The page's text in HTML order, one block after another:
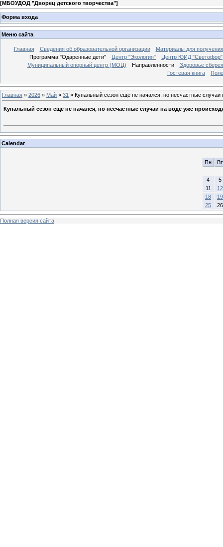
[МБОУДОД "Дворец детского творчества"]
Форма входа
Меню сайта
Главная Сведения об образовательной организации
Материалы для
Программа "Одаренные дети"
Центр "Экология"
Центр ЮИД "Светофор"
Муниципальный опорный центр (МОЦ)
Направленности
Здоровье
Гостевая книга
Главная » 2026 » Май » 31 » Купальный сезон ещё не начался, но несчастные случаи
Купальный сезон ещё не начался, но несчастные случаи на воде уже
Calendar
Пн Вт
4
5
11
12
18
19
25
26
Полная версия сайта